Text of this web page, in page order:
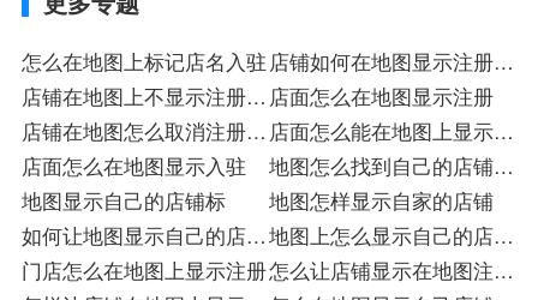
怎么在地图上标记店名入驻 店铺如何在地图显示注册入
驻
店铺在地图上不显示注册入
驻
店面怎么在地图显示注册
店铺在地图怎么取消注册入
驻
店面怎么能在地图上显示入
驻
店面怎么在地图显示入驻
地图怎么找到自己的店铺的
标
地图显示自己的店铺标
地图怎样显示自家的店铺
如何让地图显示自己的店注
册
地图上怎么显示自己的店注
册
门店怎么在地图上显示注册怎么让店铺显示在地图注册